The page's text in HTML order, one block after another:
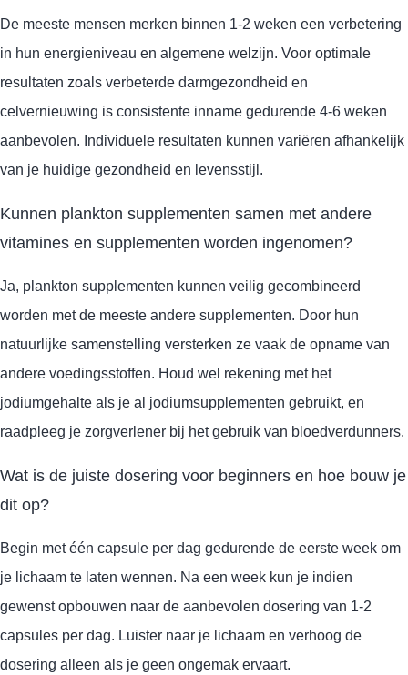
De meeste mensen merken binnen 1-2 weken een verbetering
in hun energieniveau en algemene welzijn. Voor optimale
resultaten zoals verbeterde darmgezondheid en
celvernieuwing is consistente inname gedurende 4-6 weken
aanbevolen. Individuele resultaten kunnen variëren afhankelijk
van je huidige gezondheid en levensstijl.
Kunnen plankton supplementen samen met andere
vitamines en supplementen worden ingenomen?
Ja, plankton supplementen kunnen veilig gecombineerd
worden met de meeste andere supplementen. Door hun
natuurlijke samenstelling versterken ze vaak de opname van
andere voedingsstoffen. Houd wel rekening met het
jodiumgehalte als je al jodiumsupplementen gebruikt, en
raadpleeg je zorgverlener bij het gebruik van bloedverdunners.
Wat is de juiste dosering voor beginners en hoe bouw je
dit op?
Begin met één capsule per dag gedurende de eerste week om
je lichaam te laten wennen. Na een week kun je indien
gewenst opbouwen naar de aanbevolen dosering van 1-2
capsules per dag. Luister naar je lichaam en verhoog de
dosering alleen als je geen ongemak ervaart.